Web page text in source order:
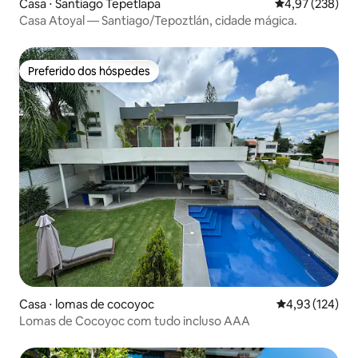
Casa ⋅ Santiago Tepetlapa 4,97 de uma
4,97 (238)
Casa Atoyal — Santiago/Tepoztlán, cidade mágica.
Preferido dos hóspedes
Preferido dos hóspedes
Casa ⋅ lomas de cocoyoc 4,93 de uma
4,93 (124)
Lomas de Cocoyoc com tudo incluso AAA